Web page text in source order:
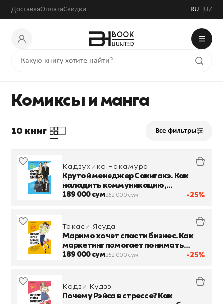
ДоставкаОплатаСкидки RU UZ
Комиксы и манга
10 книг Все фильтры
-25%
Кадзухико Накамура
Крутой менеджер Сакигакэ. Как
наладить коммуникацию,
преодолеть сопротивление
189 000 сум252 000 сум
-25%
Такаси Ясуда
Маримо хочет спасти бизнес. Как
маркетинг помогает понимать
клиентов, обходить конкурентов и
189 000 сум252 000 сум
Кодзи Кудзэ
Почему Рэйса в стрессе? Как